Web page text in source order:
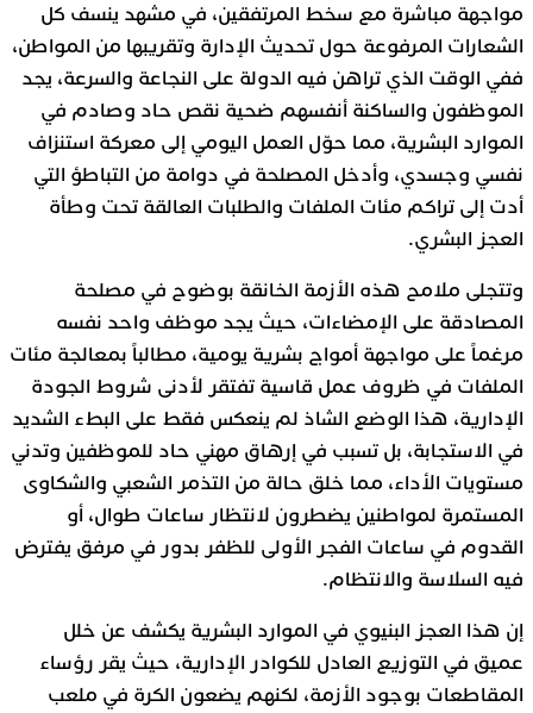
مواجهة مباشرة مع سخط المرتفقين، في مشهد ينسف كل
الشعارات المرفوعة حول تحديث الإدارة وتقريبها من المواطن،
ففي الوقت الذي تراهن فيه الدولة على النجاعة والسرعة، يجد
الموظفون والساكنة أنفسهم ضحية نقص حاد وصادم في
الموارد البشرية، مما حوّل العمل اليومي إلى معركة استنزاف
نفسي وجسدي، وأدخل المصلحة في دوامة من التباطؤ التي
أدت إلى تراكم مئات الملفات والطلبات العالقة تحت وطأة
العجز البشري.
وتتجلى ملامح هذه الأزمة الخانقة بوضوح في مصلحة
المصادقة على الإمضاءات، حيث يجد موظف واحد نفسه
مرغماً على مواجهة أمواج بشرية يومية، مطالباً بمعالجة مئات
الملفات في ظروف عمل قاسية تفتقر لأدنى شروط الجودة
الإدارية، هذا الوضع الشاذ لم ينعكس فقط على البطء الشديد
في الاستجابة، بل تسبب في إرهاق مهني حاد للموظفين وتدني
مستويات الأداء، مما خلق حالة من التذمر الشعبي والشكاوى
المستمرة لمواطنين يضطرون لانتظار ساعات طوال، أو
القدوم في ساعات الفجر الأولى للظفر بدور في مرفق يفترض
فيه السلاسة والانتظام.
إن هذا العجز البنيوي في الموارد البشرية يكشف عن خلل
عميق في التوزيع العادل للكوادر الإدارية، حيث يقر رؤساء
المقاطعات بوجود الأزمة، لكنهم يضعون الكرة في ملعب